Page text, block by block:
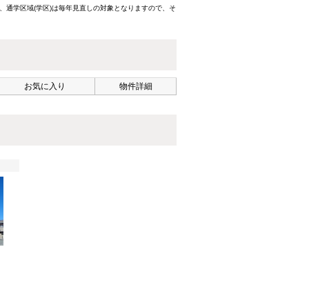
通学区域(学区)は毎年見直しの対象となりますので、そ
お気に入り 物件詳細